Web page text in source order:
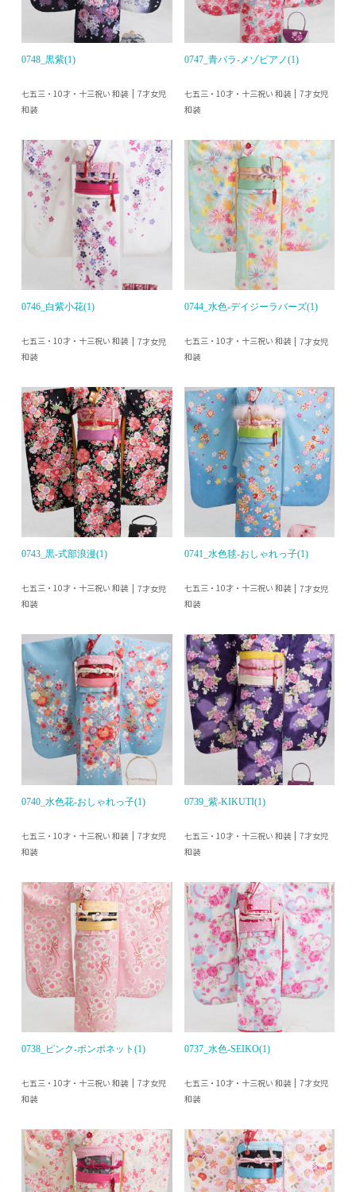
0748_黒紫(1)
七五三・10才・十三祝い 和装
7才女児
和装
0747_青バラ-メゾピアノ(1)
七五三・10才・十三祝い 和装
7才女児
和装
0746_白紫小花(1)
七五三・10才・十三祝い 和装
7才女児
和装
0744_水色-デイジーラバーズ(1)
七五三・10才・十三祝い 和装
7才女児
和装
0743_黒-式部浪漫(1)
七五三・10才・十三祝い 和装
7才女児
和装
0741_水色毬-おしゃれっ子(1)
七五三・10才・十三祝い 和装
7才女児
和装
0740_水色花-おしゃれっ子(1)
七五三・10才・十三祝い 和装
7才女児
和装
0739_紫-KIKUTI(1)
七五三・10才・十三祝い 和装
7才女児
和装
0738_ピンク-ポンポネット(1)
七五三・10才・十三祝い 和装
7才女児
和装
0737_水色-SEIKO(1)
七五三・10才・十三祝い 和装
7才女児
和装